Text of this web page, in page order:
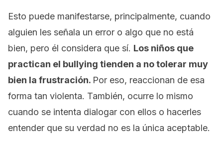
Esto puede manifestarse, principalmente, cuando
alguien les señala un error o algo que no está
bien, pero él considera que sí. Los niños que
practican el bullying tienden a no tolerar muy
bien la frustración. Por eso, reaccionan de esa
forma tan violenta. También, ocurre lo mismo
cuando se intenta dialogar con ellos o hacerles
entender que su verdad no es la única aceptable.